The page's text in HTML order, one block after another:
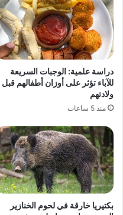
دراسة علمية: الوجبات السريعة
للآباء تؤثر على أوزان أطفالهم قبل
ولادتهم
منذ 5 ساعات
بكتيريا خارقة في لحوم الخنازير